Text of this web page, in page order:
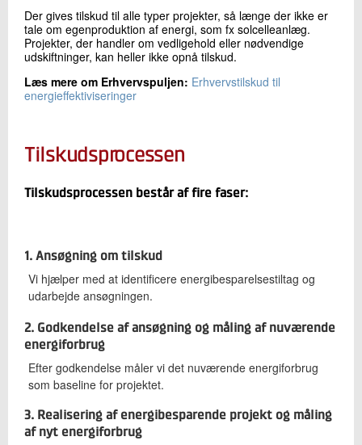
Der gives tilskud til alle typer projekter, så længe der ikke er
tale om egenproduktion af energi, som fx solcelleanlæg.
Projekter, der handler om vedligehold eller nødvendige
udskiftninger, kan heller ikke opnå tilskud.
Læs mere om Erhvervspuljen: Erhvervstilskud til
energieffektiviseringer
Tilskudsprocessen
Tilskudsprocessen består af fire faser:
1. Ansøgning om tilskud
Vi hjælper med at identificere energibesparelsestiltag og
udarbejde ansøgningen.
2. Godkendelse af ansøgning og måling af nuværende
energiforbrug
Efter godkendelse måler vi det nuværende energiforbrug
som baseline for projektet.
3. Realisering af energibesparende projekt og måling
af nyt energiforbrug